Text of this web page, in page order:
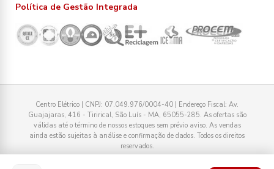
Política de Gestão Integrada
Centro Elétrico | CNPJ: 07.049.976/0004-40 | Endereço Fiscal: Av.
Guajajaras, 416 - Tirirical, São Luís - MA, 65055-285. As ofertas são
válidas até o término de nossos estoques sem prévio aviso. As vendas
ainda estão sujeitas à análise e confirmação de dados. Todos os direitos
reservados.